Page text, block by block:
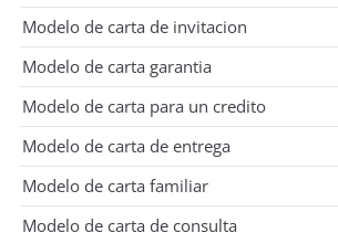
Modelo de carta de invitacion
Modelo de carta garantia
Modelo de carta para un credito
Modelo de carta de entrega
Modelo de carta familiar
Modelo de carta de consulta